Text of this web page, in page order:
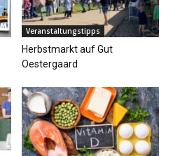
Veranstaltungstipps
Herbstmarkt auf Gut
Oestergaard